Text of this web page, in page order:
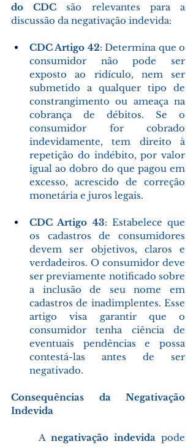
do CDC são relevantes para a
discussão da negativação indevida:
CDC Artigo 42: Determina que o
consumidor não pode ser
exposto ao ridículo, nem ser
submetido a qualquer tipo de
constrangimento ou ameaça na
cobrança de débitos. Se o
consumidor for cobrado
indevidamente, tem direito à
repetição do indébito, por valor
igual ao dobro do que pagou em
excesso, acrescido de correção
monetária e juros legais.
CDC Artigo 43: Estabelece que
os cadastros de consumidores
devem ser objetivos, claros e
verdadeiros. O consumidor deve
ser previamente notificado sobre
a inclusão de seu nome em
cadastros de inadimplentes. Esse
artigo visa garantir que o
consumidor tenha ciência de
eventuais pendências e possa
contestá-las antes de ser
negativado.
Consequências da Negativação
Indevida
	A
negativação indevida pode